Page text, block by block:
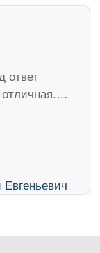
ответ
отличная.…